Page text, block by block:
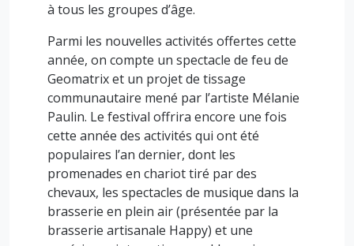
à tous les groupes d’âge.
Parmi les nouvelles activités offertes cette
année, on compte un spectacle de feu de
Geomatrix et un projet de tissage
communautaire mené par l’artiste Mélanie
Paulin. Le festival offrira encore une fois
cette année des activités qui ont été
populaires l’an dernier, dont les
promenades en chariot tiré par des
chevaux, les spectacles de musique dans la
brasserie en plein air (présentée par la
brasserie artisanale Happy) et une